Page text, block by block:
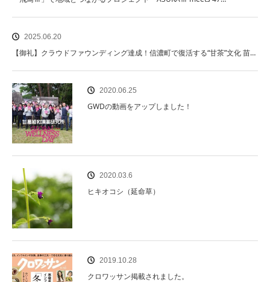
2025.06.20
【御礼】クラウドファウンディング達成！信濃町で復活する“甘茶”文化 苗…
2020.06.25
GWDの動画をアップしました！
2020.03.6
ヒキオコシ（延命草）
2019.10.28
クロワッサン掲載されました。